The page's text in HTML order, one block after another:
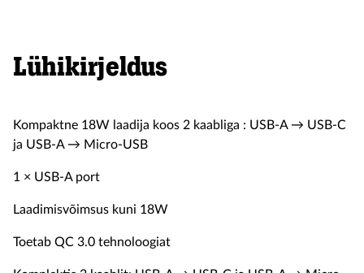
Lühikirjeldus
Kompaktne 18W laadija koos 2 kaabliga : USB-A → USB-C
ja USB-A → Micro-USB
1 × USB-A port
Laadimisvõimsus kuni 18W
Toetab QC 3.0 tehnoloogiat